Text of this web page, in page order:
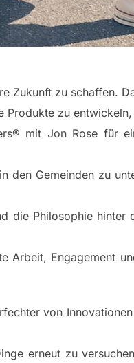
Zukunft zu schaffen.
zu
mit Jon Rose für
den Gemeinden zu
die Philosophie hinter
Arbeit, Engagement
von
erneut zu